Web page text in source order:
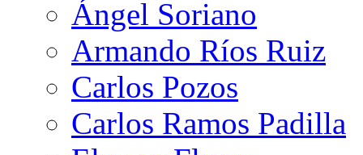
Ángel Soriano
Armando Ríos Ruiz
Carlos Pozos
Carlos Ramos Padilla